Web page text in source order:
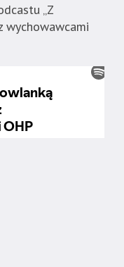
„Z
wychowawcami